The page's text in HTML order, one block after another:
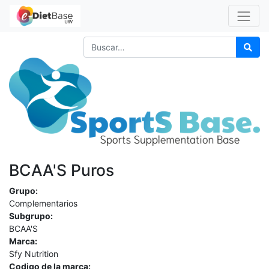
BCAA'S Puros
Grupo:
Complementarios
Subgrupo:
BCAA'S
Marca:
Sfy Nutrition
Codigo de la marca: